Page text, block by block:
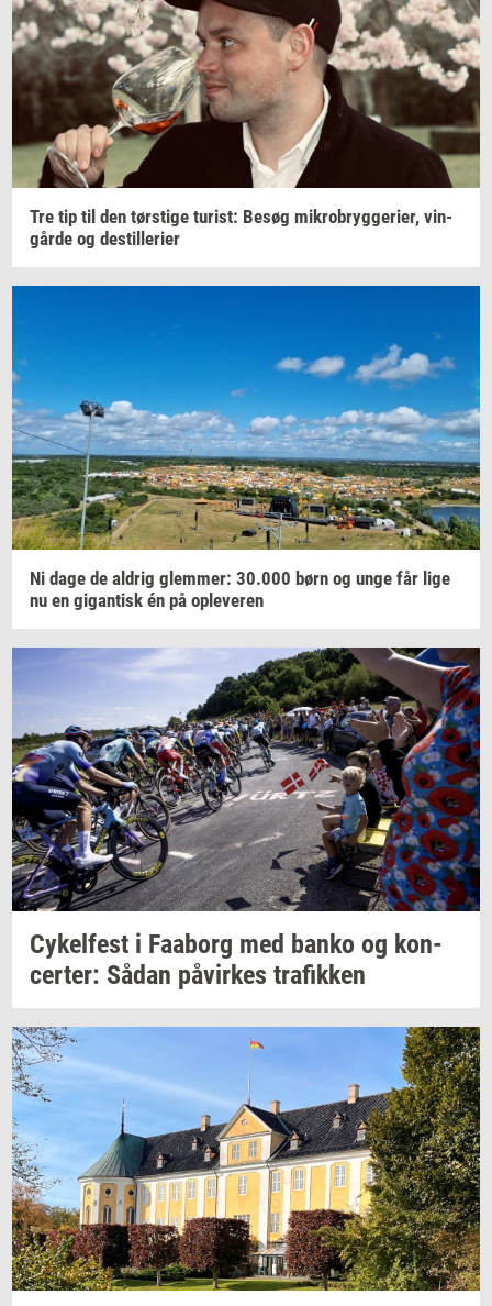
Tre tip til den tørsti­ge turist: Besøg mi­kro­bryg­ge­ri­er, vin­
går­de og destil­le­ri­er
Ni dage de al­drig glem­mer: 30.000 børn og unge får lige
nu en gi­gan­tisk én på op­le­ve­ren
Cy­kel­fest i Faa­borg med banko og kon­
cer­ter: Sådan på­vir­kes tra­fik­ken